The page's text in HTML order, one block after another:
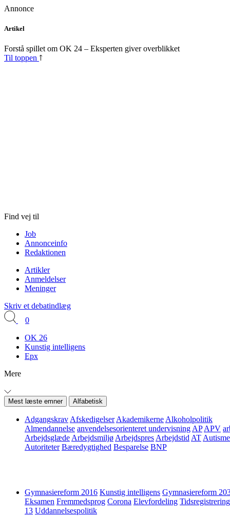
Annonce
Skip
content
Artikel
Forstå spillet om OK 24 – Eksperten giver overblikket
Til toppen
Find vej til
Job
Annonceinfo
Redaktionen
Artikler
Anmeldelser
Meninger
Skriv et debatindlæg
0
OK 26
Kunstig intelligens
Epx
Mere
Mest læste emner Alfabetisk
Adgangskrav Afskedigelser Akademikerne Alkoholpolitik
Almendannelse anvendelsesorienteret undervisning AP APV
Arbejdsglæde Arbejdsmiljø Arbejdspres Arbejdstid AT Autisme
Autoriteter Bæredygtighed Besparelse BNP
Gymnasiereform 2016 Kunstig intelligens Gymnasiereform
Eksamen Fremmedsprog Corona Elevfordeling Tidsregistrering
13 Uddannelsespolitik